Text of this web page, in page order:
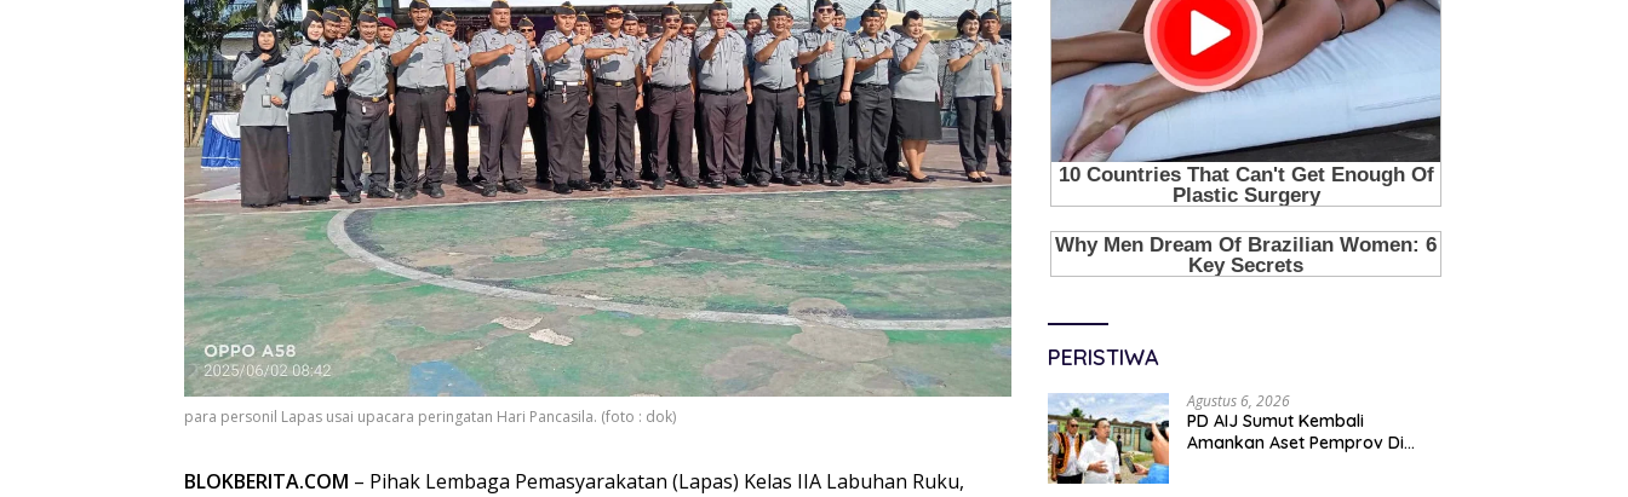
para personil Lapas usai upacara peringatan Hari Pancasila. (foto : dok)
BLOKBERITA.COM – Pihak Lembaga Pemasyarakatan (Lapas) Kelas IIA Labuhan Ruku,
PERISTIWA
Agustus 6, 2026
PD AIJ Sumut Kembali
Amankan Aset Pemprov Di